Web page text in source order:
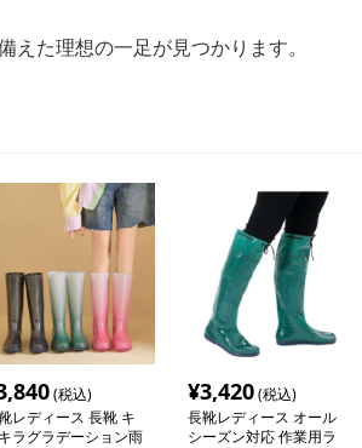
た理想の一足が見つかります。
(税込)
レディース 長靴 キ
ラグラデーション雨
¥3,420(税込)
長靴レディース オール
シーズン対応 作業用ラ